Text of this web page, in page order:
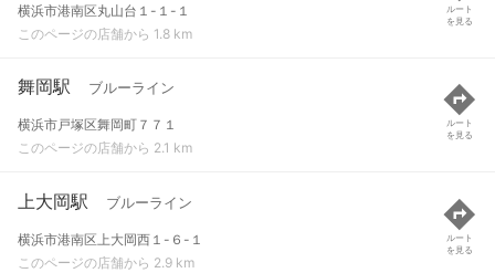
横浜市港南区丸山台１-１-１
このページの店舗から 1.8 km
ルート
を見る
舞岡駅 ブルーライン
横浜市戸塚区舞岡町７７１
このページの店舗から 2.1 km
ルート
を見る
上大岡駅 ブルーライン
横浜市港南区上大岡西１-６-１
このページの店舗から 2.9 km
ルート
を見る